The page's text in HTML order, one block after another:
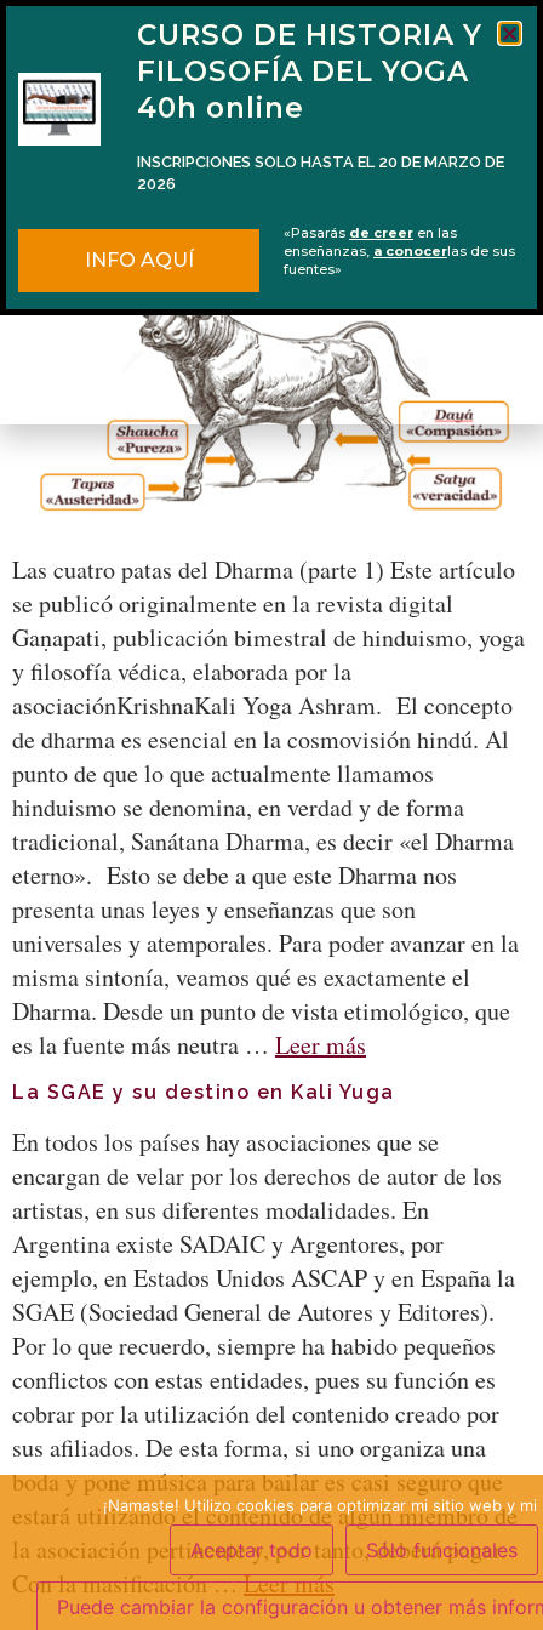
Las cuatro patas del Dharma (parte 1)
Las cuatro patas del Dharma (parte 1) Este artículo
se publicó originalmente en la revista digital
Gaṇapati, publicación bimestral de hinduismo, yoga
y filosofía védica, elaborada por la
asociaciónKrishnaKali Yoga Ashram. El concepto
de dharma es esencial en la cosmovisión hindú. Al
punto de que lo que actualmente llamamos
hinduismo se denomina, en verdad y de forma
tradicional, Sanátana Dharma, es decir «el Dharma
eterno». Esto se debe a que este Dharma nos
presenta unas leyes y enseñanzas que son
universales y atemporales. Para poder avanzar en la
misma sintonía, veamos qué es exactamente el
Dharma. Desde un punto de vista etimológico, que
es la fuente más neutra … Leer más
La SGAE y su destino en Kali Yuga
En todos los países hay asociaciones que se
encargan de velar por los derechos de autor de los
artistas, en sus diferentes modalidades. En
Argentina existe SADAIC y Argentores, por
ejemplo, en Estados Unidos ASCAP y en España la
SGAE (Sociedad General de Autores y Editores).
Por lo que recuerdo, siempre ha habido pequeños
conflictos con estas entidades, pues su función es
cobrar por la utilización del contenido creado por
sus afiliados. De esta forma, si uno organiza una
boda y pone música para bailar es casi seguro que
estará utilizando el contenido de algún miembro de
la asociación pertinente y, por tanto, deberá pagar.
Con la masificación …Leer más
¡Namaste! Utilizo cookies para optimizar mi sitio web y mi
Aceptar todo Sólo funcionales
Puede cambiar la configuración u obtener más
CURSO DE HISTORIA Y
FILOSOFÍA DEL YOGA
40h online
INSCRIPCIONES SOLO HASTA EL 20 DE MARZO DE
2026
INFO AQUÍ
«Pasarás de creer en las
enseñanzas, a conocerlas de sus
fuentes»